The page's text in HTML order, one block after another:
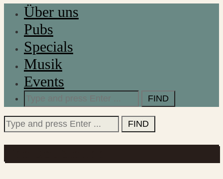
Über uns
Pubs
Specials
Musik
Events
for:
Search
for: